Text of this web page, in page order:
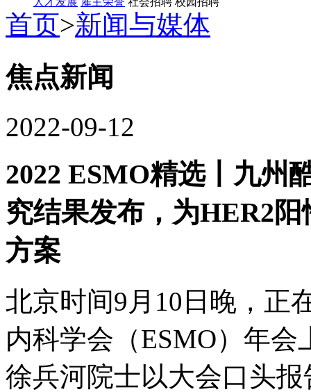
首页>新闻与媒体
焦点新闻
2022-09-12
2022 ESMO精选丨九州
究结果发布，为
方案
北京时间9月10日晚，
内科学会（ESMO）年会
徐兵河院士以大会口头报